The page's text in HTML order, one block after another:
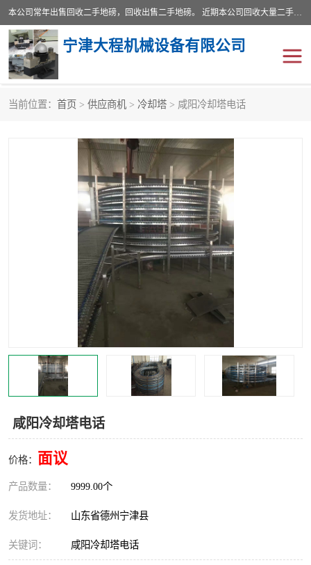
本公司常年出售回收二手地磅，回收出售二手地磅。 近期本公司回收大量二手地磅，型号齐全，宽度从2米到3.5米，长度5米到25米，承重吨位从10到200吨，成色7—9成新。 ? 使用年限6个月至2年，产品来源于个人闲置品，工矿企业停用品，因小换大而来。 精准度和新的一样， 二手地磅是内行人的选择，打个电话就省钱朋友您好等什么
宁津大程机械设备有限公司
当前位置： 首页 > 供应商机 > 冷却塔 > 咸阳冷却塔电话
咸阳冷却塔电话
价格： 面议
产品数量： 9999.00个
发货地址： 山东省德州宁津县
关键词： 咸阳冷却塔电话
废纸打包机
食品烘干机
装载机电子秤 输送机
半自动输送机 全自动输送机
食品螺旋塔
木材撕碎机
塑料撕碎机 金属撕碎机